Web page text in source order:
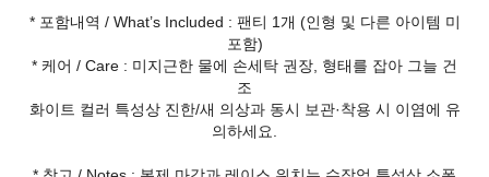
* 포함내역 / What’s Included : 팬티 1개 (인형 및 다른 아이템 미
포함)
* 케어 / Care : 미지근한 물에 손세탁 권장, 형태를 잡아 그늘 건
조
화이트 컬러 특성상 진한/새 의상과 동시 보관·착용 시 이염에 유
의하세요.